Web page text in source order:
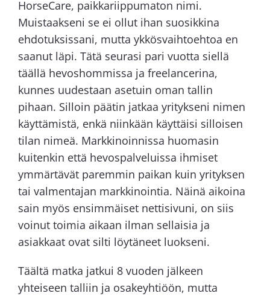
HorseCare, paikkariippumaton nimi.
Muistaakseni se ei ollut ihan suosikkina
ehdotuksissani, mutta ykkösvaihtoehtoa en
saanut läpi. Tätä seurasi pari vuotta siellä
täällä hevoshommissa ja freelancerina,
kunnes uudestaan asetuin oman tallin
pihaan. Silloin päätin jatkaa yritykseni nimen
käyttämistä, enkä niinkään käyttäisi silloisen
tilan nimeä. Markkinoinnissa huomasin
kuitenkin että hevospalveluissa ihmiset
ymmärtävät paremmin paikan kuin yrityksen
tai valmentajan markkinointia. Näinä aikoina
sain myös ensimmäiset nettisivuni, on siis
voinut toimia aikaan ilman sellaisia ja
asiakkaat ovat silti löytäneet luokseni.
Täältä matka jatkui 8 vuoden jälkeen
yhteiseen talliin ja osakeyhtiöön, mutta